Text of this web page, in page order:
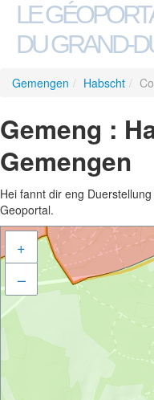
LE
DU GRAND-
Gemengen / Habscht /
Gemeng :
Gemengen
Hei fannt dir eng
Geoportal.
+
–